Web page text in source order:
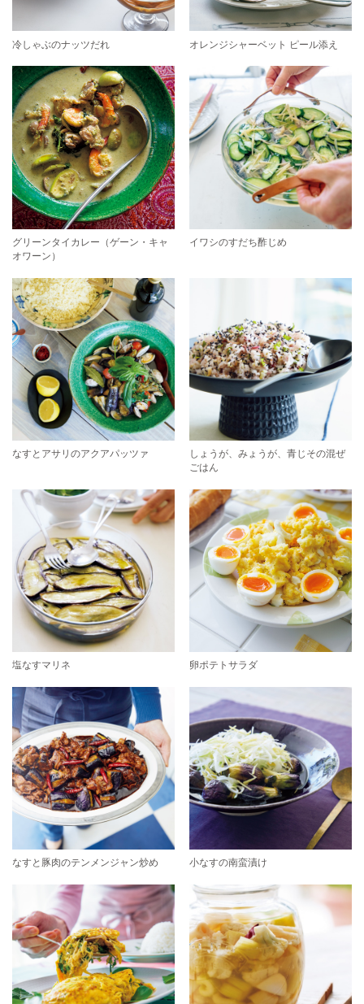
冷しゃぶのナッツだれ オレンジシャーベット ピール添え
グリーンタイカレー（ゲーン・キャ
オワーン）
イワシのすだち酢じめ
なすとアサリのアクアパッツァ
しょうが、みょうが、青じその混ぜ
ごはん
塩なすマリネ 卵ポテトサラダ
なすと豚肉のテンメンジャン炒め 小なすの南蛮漬け